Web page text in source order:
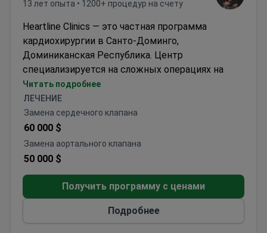
13 лет опыта • 1200+ процедур на счету
Heartline Clinics — это частная программа
кардиохирургии в Санто-Доминго,
Доминиканская Республика. Центр
специализируется на сложных операциях на
сердце. Основные процедуры включают
аортокоронарное шунтирование и
восстановление сердечных клапанов. Также
проводятся операции на аорте и
транскатетерная имплантация клапанов.
Руководитель отделения кардиохирургии,
Hospital Felício Rocho в Бразилии.
Хирургическая команда выполняет 170
операций на сердце в год. Сообщается о 100%
успехе всех процедур. Случаи рассматриваются
Читать подробнее
ЛЕЧЕНИЕ
Замена сердечного клапана
60 000 $
Замена аортального клапана
50 000 $
Получить программу с ценами
Подробнее